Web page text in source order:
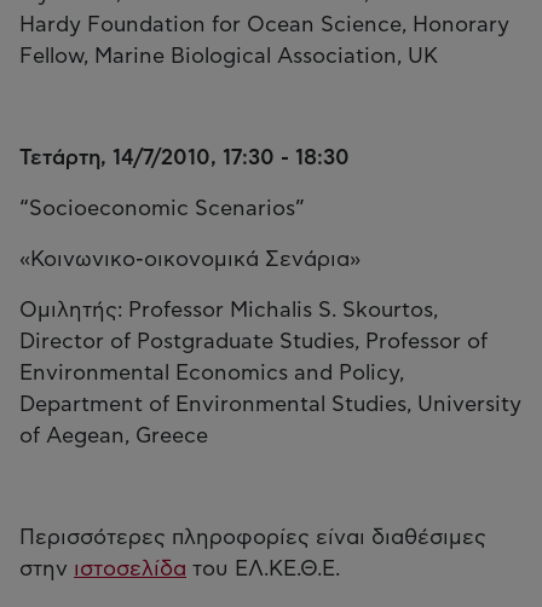
Hardy Foundation for Ocean Science, Honorary
Fellow, Marine Biological Association, UK
Τετάρτη, 14/7/2010, 17:30 - 18:30
“Socioeconomic Scenarios”
«Κοινωνικο-οικονομικά Σενάρια»
Ομιλητής: Professor Michalis S. Skourtos,
Director of Postgraduate Studies, Professor of
Environmental Economics and Policy,
Department of Environmental Studies, University
of Aegean, Greece
Περισσότερες πληροφορίες είναι διαθέσιμες
στην ιστοσελίδα του ΕΛ.ΚΕ.Θ.Ε.